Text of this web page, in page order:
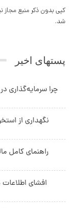
شد.
پستهای اخیر
چرا سرمایه‌گذاری در زمین در سال
نگهداری از
راهنمای کامل
افشای اطلاعات در املاک؛ ۵ نکته